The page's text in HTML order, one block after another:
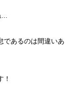
であるのは間違いあ